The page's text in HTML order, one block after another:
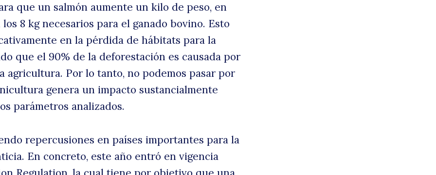
que un salmón aumente un kilo de peso, en
8 kg necesarios para el ganado bovino. Esto
en la pérdida de hábitats para la
que el 90% de la deforestación es causada por
agricultura. Por lo tanto, no podemos pasar por
genera un impacto sustancialmente
parámetros analizados.
repercusiones en países importantes para la
En concreto, este año entró en vigencia